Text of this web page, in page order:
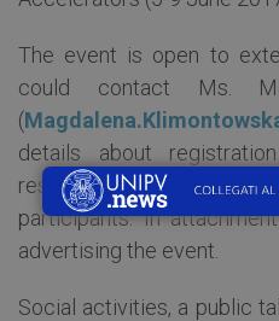
The event is open to
could contact Ms.
(
details about
reserved to Pavia
participants. In
advertising the event.
Social activities, a public